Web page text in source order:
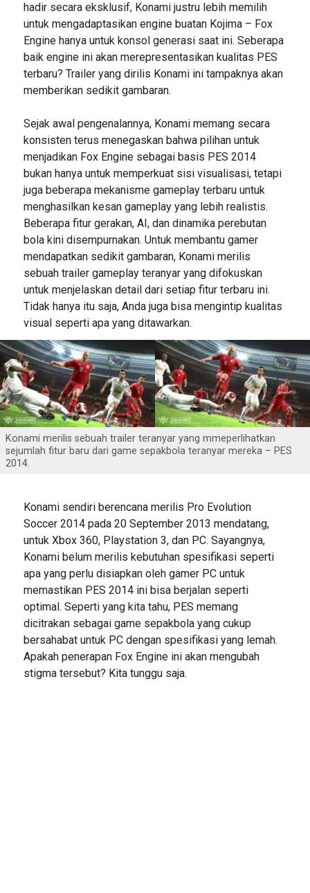
hadir secara eksklusif, Konami justru lebih memilih
untuk mengadaptasikan engine buatan Kojima – Fox
Engine hanya untuk konsol generasi saat ini. Seberapa
baik engine ini akan merepresentasikan kualitas PES
terbaru? Trailer yang dirilis Konami ini tampaknya akan
memberikan sedikit gambaran.
Sejak awal pengenalannya, Konami memang secara
konsisten terus menegaskan bahwa pilihan untuk
menjadikan Fox Engine sebagai basis PES 2014
bukan hanya untuk memperkuat sisi visualisasi, tetapi
juga beberapa mekanisme gameplay terbaru untuk
menghasilkan kesan gameplay yang lebih realistis.
Beberapa fitur gerakan, AI, dan dinamika perebutan
bola kini disempurnakan. Untuk membantu gamer
mendapatkan sedikit gambaran, Konami merilis
sebuah trailer gameplay teranyar yang difokuskan
untuk menjelaskan detail dari setiap fitur terbaru ini.
Tidak hanya itu saja, Anda juga bisa mengintip kualitas
visual seperti apa yang ditawarkan.
Konami merilis sebuah trailer teranyar yang mmeperlihatkan
sejumlah fitur baru dari game sepakbola teranyar mereka – PES
2014.
Konami sendiri berencana merilis Pro Evolution
Soccer 2014 pada 20 September 2013 mendatang,
untuk Xbox 360, Playstation 3, dan PC. Sayangnya,
Konami belum merilis kebutuhan spesifikasi seperti
apa yang perlu disiapkan oleh gamer PC untuk
memastikan PES 2014 ini bisa berjalan seperti
optimal. Seperti yang kita tahu, PES memang
dicitrakan sebagai game sepakbola yang cukup
bersahabat untuk PC dengan spesifikasi yang lemah.
Apakah penerapan Fox Engine ini akan mengubah
stigma tersebut? Kita tunggu saja.